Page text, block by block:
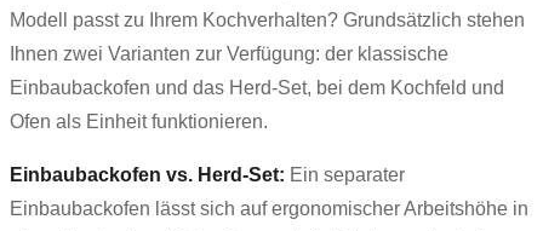
Modell passt zu Ihrem Kochverhalten? Grundsätzlich stehen
Ihnen zwei Varianten zur Verfügung: der klassische
Einbaubackofen und das Herd-Set, bei dem Kochfeld und
Ofen als Einheit funktionieren.
Einbaubackofen vs. Herd-Set: Ein separater
Einbaubackofen lässt sich auf ergonomischer Arbeitshöhe in